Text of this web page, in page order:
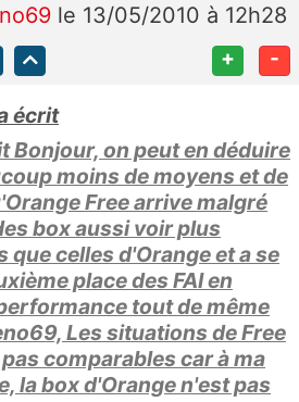
le 13/05/2010 à 12h28
+ -
écrit
Bonjour, on peut en déduire
moins de moyens et de
Free arrive malgré
box aussi voir plus
celles d'Orange et a se
place des FAI en
tout de même
Les situations de Free
comparables car à ma
la box d'Orange n'est pas